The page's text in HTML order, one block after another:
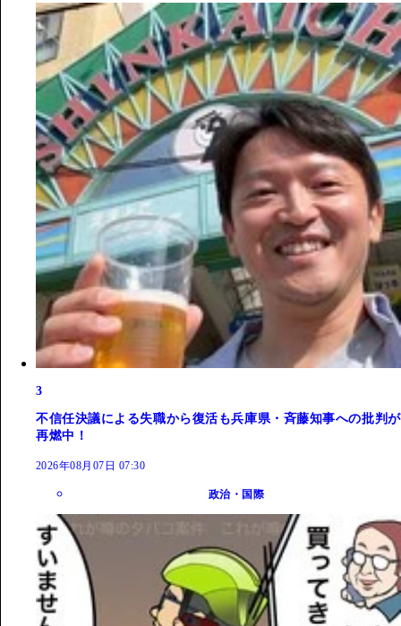
3
不信任決議による失職から復活も兵庫県・斉藤知事への批判が
再燃中！
2026年08月07日 07:30
政治・国際